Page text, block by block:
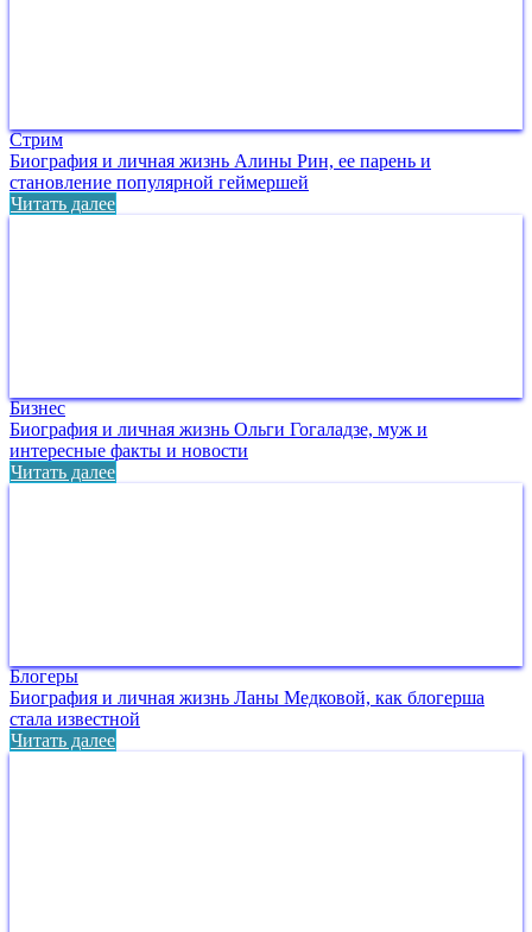
Стрим
Биография и личная жизнь Алины Рин, ее парень и
становление популярной геймершей
Читать далее
Бизнес
Биография и личная жизнь Ольги Гогаладзе, муж и
интересные факты и новости
Читать далее
Блогеры
Биография и личная жизнь Ланы Медковой, как блогерша
стала известной
Читать далее